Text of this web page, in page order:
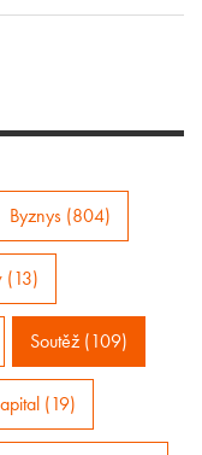
Byznys (804)
(13)
Soutěž (109)
(19)